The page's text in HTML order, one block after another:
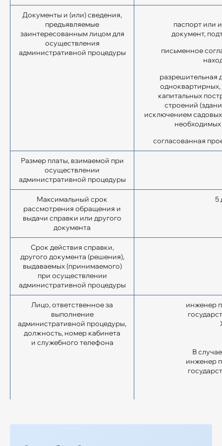
Документы и (или) сведения,
предъ­являемые
заинтересованным лицом для
осу­ществления
административной про­цедуры
паспорт или
документ,
письменное
разрешительная
капитальных
строений
исключением
необходимых
согласованная
Размер платы, взимаемой при
осу­ществлении
административной про­цедуры
Максимальный срок
рассмотрения обращения и
выдачи справки или другого
документа
5
Срок действия справки,
другого до­кумента (решения),
выдаваемых (принимаемого)
при осуществлении
административной процедуры
Лицо, ответственное за
выполнение
административной процедуры,
должность, номер кабинета
и служебного телефона
инженер
В
инженер